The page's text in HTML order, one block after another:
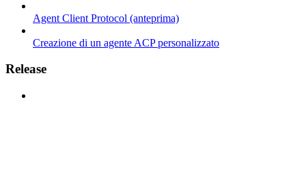
Agent Client Protocol (anteprima)
Creazione di un agente ACP personalizzato
Release